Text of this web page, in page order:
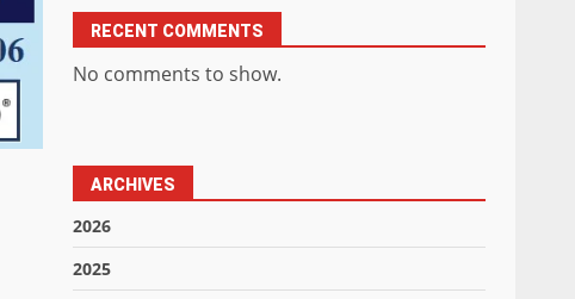
RECENT COMMENTS
No comments to show.
ARCHIVES
2026
2025